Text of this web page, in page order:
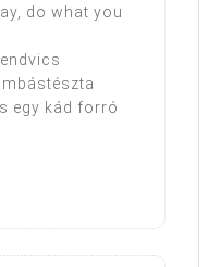
do what you
egy kád forró